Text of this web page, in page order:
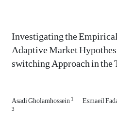
Investigating the
Adaptive Market
switching Approach in the
Asadi Gholamhossein1 Esmaeil
3